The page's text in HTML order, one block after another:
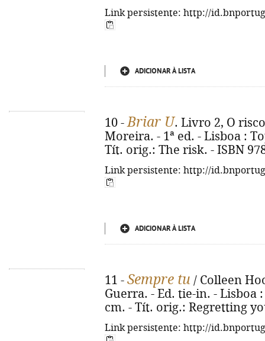
Link persistente: http://
ADICIONAR À LISTA
10 -Briar U. Livro 2, O
Moreira. - 1ª ed. - Lisboa :
Tít. orig.: The risk. - ISBN
Link persistente: http://
ADICIONAR À LISTA
11 - Sempre tu / Colleen
Guerra. - Ed. tie-in. - Lisboa
cm. - Tít. orig.: Regretting
Link persistente: http://